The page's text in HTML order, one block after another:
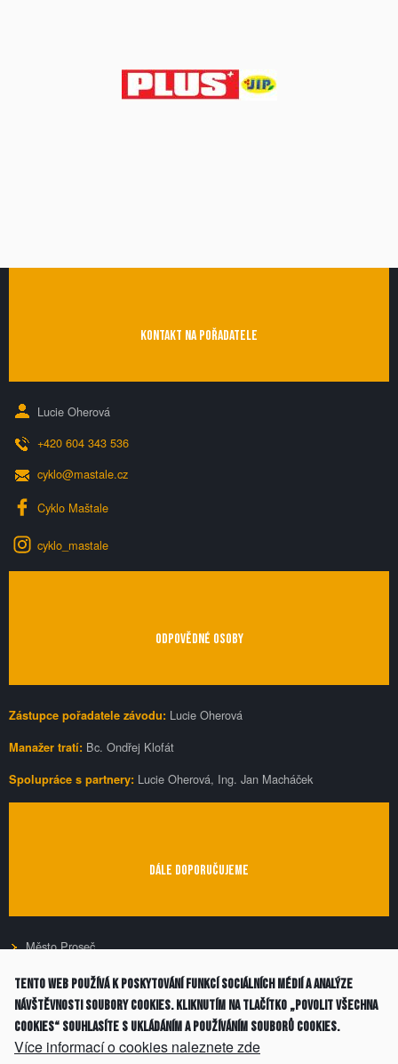
KONTAKT NA POŘADATELE
Lucie Oherová
+420 604 343 536
cyklo@mastale.cz
Cyklo Maštale
cyklo_mastale
ODPOVĚDNÉ OSOBY
Zástupce pořadatele závodu: Lucie Oherová
Manažer tratí: Bc. Ondřej Klofát
Spolupráce s partnery: Lucie Oherová, Ing. Jan Macháček
DÁLE DOPORUČUJEME
Město Proseč
Mikroregion Maštale,
svazek obcí
Muzeum dýmek
Tento web používá k poskytování funkcí sociálních médií a analýze
návštěvnosti soubory cookies. Kliknutím na tlačítko „Povolit všechna
cookies“ souhlasíte s ukládáním a používáním souborů cookies.
Více informací o cookies naleznete zde